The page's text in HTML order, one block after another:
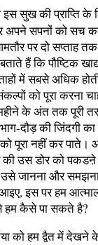
सुख की प्राप्ति के
अपने सपनों को सच
पर दो सप्ताह
हैं कि पौष्टिक खाद्य
में सबसे अधिक
को पूरा करना
के अंत तक पूरी
दौड़ की जिंदगी का
नहीं कर पाते।
उस डोर को पकडऩे
जानना और
आइए, इस पर हम
हम कैसे पा सकते है?
को हम द्वैत में